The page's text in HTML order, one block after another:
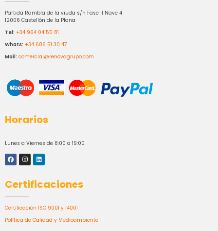
Partida Rambla de la viuda s/n Fase II Nave 4
12006 Castellón de la Plana
Tel: +34 964 04 55 81
Whats: +34 686 51 30 47
Mail: comercial@renovagrupo.com
Horarios
Lunes a Viernes de 8:00 a 19:00
Certificaciones
Certificación ISO 9001 y 14001
Política de Calidad y Medioambiente